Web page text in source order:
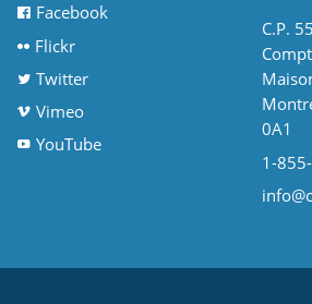
Facebook
Flickr
Twitter
Vimeo
YouTube
C.P.
0A1
1-